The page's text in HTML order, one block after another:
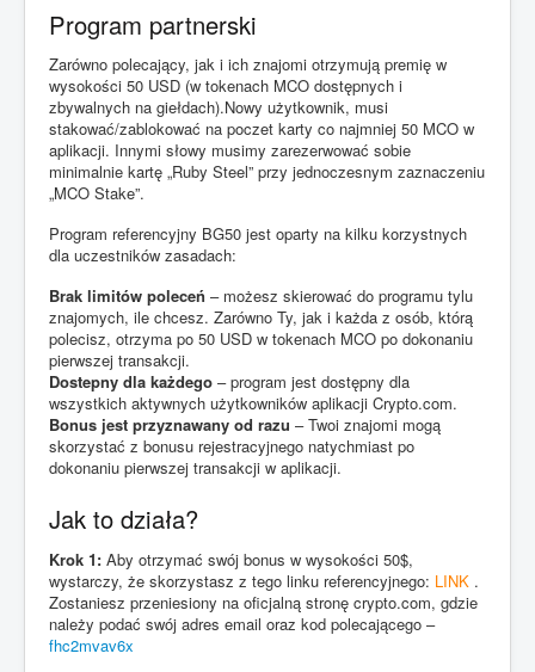
Program partnerski
Zarówno polecający, jak i ich znajomi otrzymują premię w
wysokości 50 USD (w tokenach MCO dostępnych i
zbywalnych na giełdach).Nowy użytkownik, musi
stakować/zablokować na poczet karty co najmniej 50 MCO w
aplikacji. Innymi słowy musimy zarezerwować sobie
minimalnie kartę „Ruby Steel” przy jednoczesnym zaznaczeniu
„MCO Stake”.
Program referencyjny BG50 jest oparty na kilku korzystnych
dla uczestników zasadach:
Brak limitów poleceń – możesz skierować do programu tylu
znajomych, ile chcesz. Zarówno Ty, jak i każda z osób, którą
polecisz, otrzyma po 50 USD w tokenach MCO po dokonaniu
pierwszej transakcji.
Dostepny dla każdego – program jest dostępny dla
wszystkich aktywnych użytkowników aplikacji Crypto.com.
Bonus jest przyznawany od razu – Twoi znajomi mogą
skorzystać z bonusu rejestracyjnego natychmiast po
dokonaniu pierwszej transakcji w aplikacji.
Jak to działa?
Krok 1: Aby otrzymać swój bonus w wysokości 50$,
wystarczy, że skorzystasz z tego linku referencyjnego: LINK .
Zostaniesz przeniesiony na oficjalną stronę crypto.com, gdzie
należy podać swój adres email oraz kod polecającego –
fhc2mvav6x